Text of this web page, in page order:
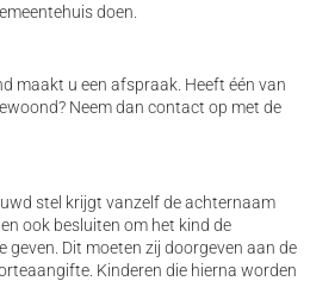
doen.
maakt u een afspraak. Heeft één van
Neem dan contact op met de
stel krijgt vanzelf de achternaam
ook besluiten om het kind de
geven. Dit moeten zij doorgeven aan de
Kinderen die hierna worden